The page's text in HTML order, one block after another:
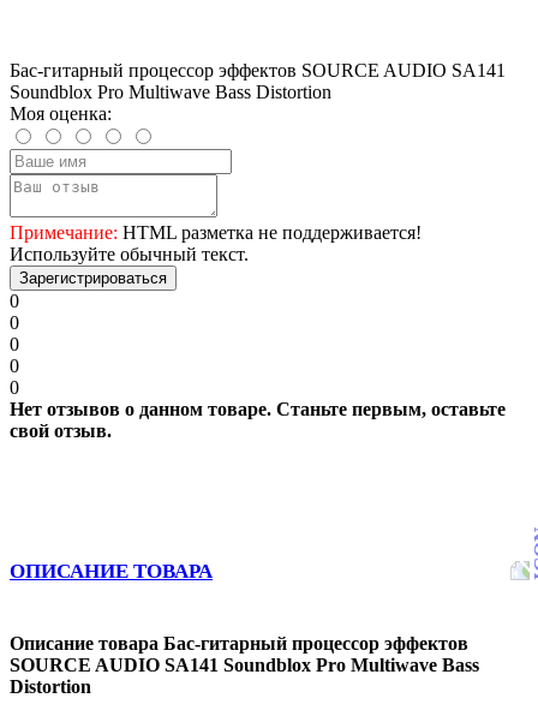
Бас-гитарный процессор эффектов SOURCE AUDIO SA141
Soundblox Pro Multiwave Bass Distortion
Моя оценка:
Примечание: HTML разметка не поддерживается!
Используйте обычный текст.
Зарегистрироваться
0
0
0
0
0
Нет отзывов о данном товаре. Станьте первым, оставьте
свой отзыв.
ОПИСАНИЕ ТОВАРА
Описание товара Бас-гитарный процессор эффектов
SOURCE AUDIO SA141 Soundblox Pro Multiwave Bass
Distortion